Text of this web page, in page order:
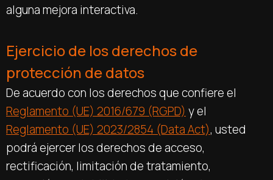
alguna mejora interactiva.
Ejercicio de los derechos de
protección de datos
De acuerdo con los derechos que confiere el
Reglamento (UE) 2016/679 (RGPD) y el
Reglamento (UE) 2023/2854 (Data Act), usted
podrá ejercer los derechos de acceso,
rectificación, limitación de tratamiento,